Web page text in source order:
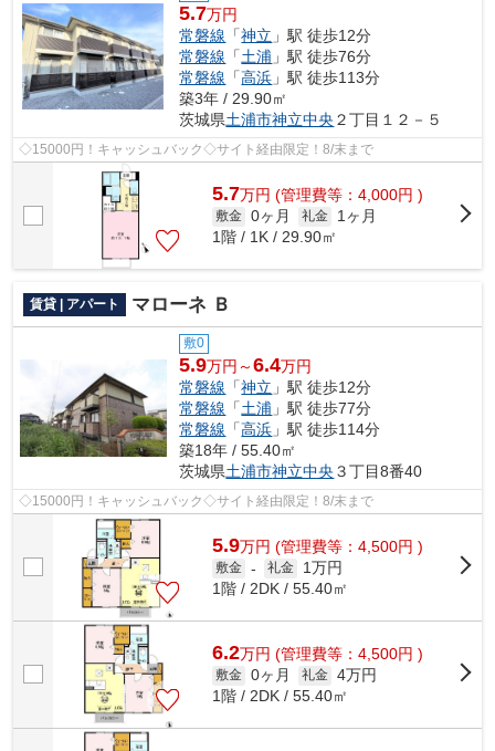
5.7万円
常磐線 「神立 」駅 徒歩12分
常磐線 「土浦 」駅 徒歩76分
常磐線 「高浜 」駅 徒歩113分
築3年 / 29.90㎡
茨城県土浦市神立中央 ２丁目１２－５
◇15000円！キャッシュバック◇サイト経由限定！8/末まで
5.7万円 (管理費等：4,000円 )
敷金 0ヶ月 礼金
1ヶ月
1階 / 1K / 29.90㎡
賃貸 | アパート マローネ Ｂ
敷0
5.9万円～6.4万円
常磐線 「神立 」駅 徒歩12分
常磐線 「土浦 」駅 徒歩77分
常磐線 「高浜 」駅 徒歩114分
築18年 / 55.40㎡
茨城県土浦市神立中央 ３丁目8番40
◇15000円！キャッシュバック◇サイト経由限定！8/末まで
5.9万円 (管理費等：4,500円 )
敷金 - 礼金
1万円
1階 / 2DK / 55.40㎡
6.2万円 (管理費等：4,500円 )
敷金 0ヶ月 礼金 4万円
1階 / 2DK / 55.40㎡